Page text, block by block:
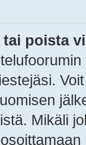
poista
Mikäli